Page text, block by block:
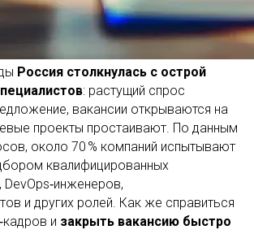
Россия столкнулась с острой
: растущий спрос
вакансии открываются на
проекты простаивают. По данным
около 70 % компаний испытывают
квалифицированных
и других ролей. Как же справиться
и закрыть вакансию быстро